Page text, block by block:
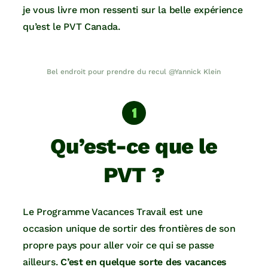
je vous livre mon ressenti sur la belle expérience
qu’est le PVT Canada.
Bel endroit pour prendre du recul @Yannick Klein
Qu’est-ce que le
PVT ?
Le Programme Vacances Travail est une
occasion unique de sortir des frontières de son
propre pays pour aller voir ce qui se passe
ailleurs.C’est en quelque sorte des vacances